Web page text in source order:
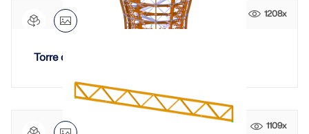
1208x
Torre de observación en Avondale Forest
1109x